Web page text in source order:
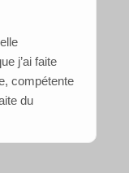
j’ai faite
compétente
du